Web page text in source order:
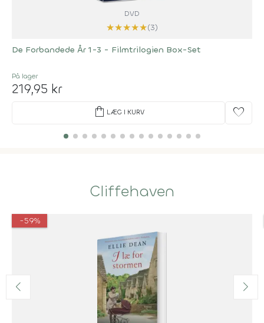
DVD
★★★★★(3)
De Forbandede År 1-3 - Filmtrilogien Box-Set
På lager
219,95 kr
shopping_bag LÆG I KURV favorite
Cliffehaven
-59%